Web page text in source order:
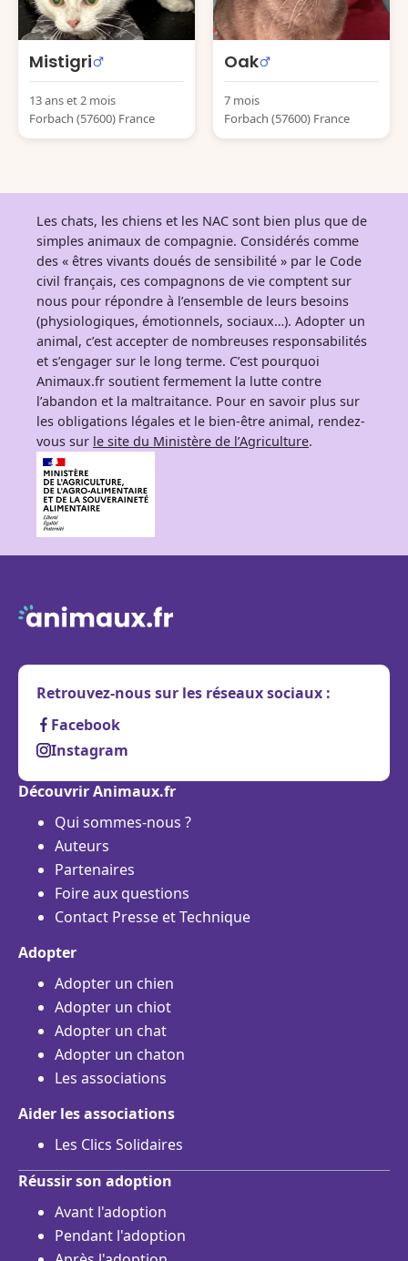
Mistigri
13 ans et 2 mois
Forbach (57600) France
Oak
7 mois
Forbach (57600) France
Les chats, les chiens et les NAC sont bien plus que de
simples animaux de compagnie. Considérés comme
des « êtres vivants doués de sensibilité » par le Code
civil français, ces compagnons de vie comptent sur
nous pour répondre à l’ensemble de leurs besoins
(physiologiques, émotionnels, sociaux…). Adopter un
animal, c’est accepter de nombreuses responsabilités
et s’engager sur le long terme. C’est pourquoi
Animaux.fr soutient fermement la lutte contre
l’abandon et la maltraitance. Pour en savoir plus sur
les obligations légales et le bien-être animal, rendez-
vous sur le site du Ministère de l’Agriculture.
Retrouvez-nous sur les réseaux sociaux :
Facebook
Instagram
Découvrir Animaux.fr
Qui sommes-nous ?
Auteurs
Partenaires
Foire aux questions
Contact Presse et Technique
Adopter
Adopter un chien
Adopter un chiot
Adopter un chat
Adopter un chaton
Les associations
Aider les associations
Les Clics Solidaires
Réussir son adoption
Avant l'adoption
Pendant l'adoption